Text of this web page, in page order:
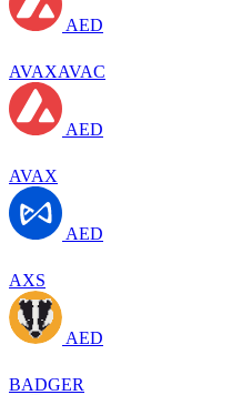
AED
AVAXAVAC
AED
AVAX
AED
AXS
AED
BADGER